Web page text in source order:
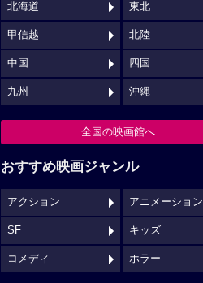
北海道 東北
甲信越 北陸
中国 四国
九州 沖縄
全国の映画館へ
おすすめ映画ジャンル
アクション アニメーション
SF キッズ
コメディ ホラー